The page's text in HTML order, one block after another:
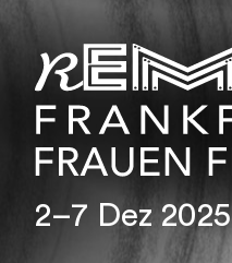
2–7 Dez 2025